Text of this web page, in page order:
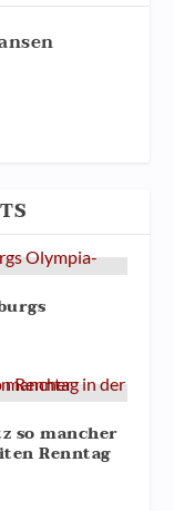
so mancher
Renntag